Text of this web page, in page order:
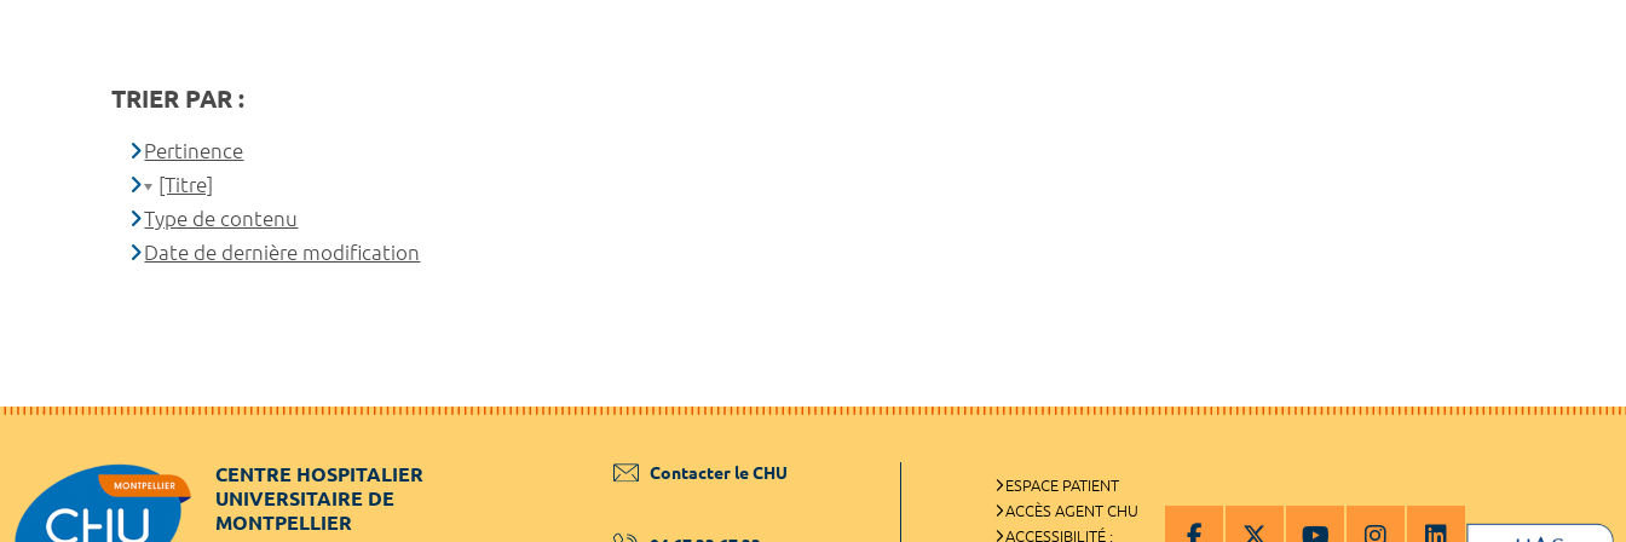
TRIER PAR :
Pertinence
[Titre]
Type de contenu
Date de dernière modification
CENTRE HOSPITALIER
UNIVERSITAIRE DE
MONTPELLIER
Contacter le CHU
ESPACE PATIENT
ACCÈS AGENT CHU
ACCESSIBILITÉ :